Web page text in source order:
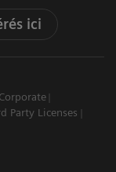
ici
Party Licenses